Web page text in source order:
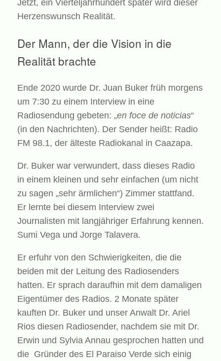
Jetzt, ein Vierteljahrhundert später wird dieser
Herzenswunsch Realität.
Der Mann, der die Vision in die
Realität brachte
Ende 2020 wurde Dr. Juan Buker früh morgens
um 7:30 zu einem Interview in eine
Radiosendung gebeten: „en foce de noticias“
(in den Nachrichten). Der Sender heißt: Radio
FM 98.1, der älteste Radiokanal in Caazapa.
Dr. Buker war verwundert, dass dieses Radio
in einem kleinen und sehr einfachen (um nicht
zu sagen „sehr ärmlichen“) Zimmer stattfand.
Er lernte bei diesem Interview zwei
Journalisten mit langjähriger Erfahrung kennen.
Sumi Vega und Jorge Talavera.
Er erfuhr von den Schwierigkeiten, die die
beiden mit der Leitung des Radiosenders
hatten. Er sprach daraufhin mit dem damaligen
Eigentümer des Radios. 2 Monate später
kauften Dr. Buker und unser Anwalt Dr. Ariel
Rios diesen Radiosender, nachdem sie mit Dr.
Erwin und Sylvia Annau gesprochen hatten und
die Gründer des El Paraiso Verde sich einig